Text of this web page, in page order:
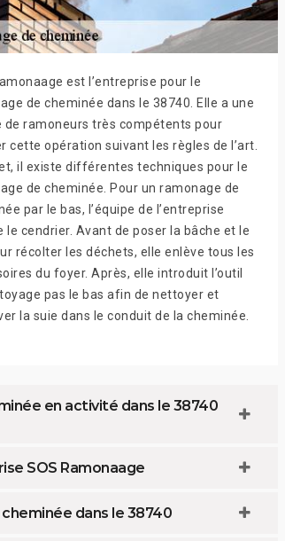
est l’entreprise pour le
de cheminée dans le 38740. Elle a une
de ramoneurs très compétents pour
cette opération suivant les règles de l’art.
il existe différentes techniques pour le
de cheminée. Pour un ramonage de
par le bas, l’équipe de l’entreprise
le cendrier. Avant de poser la bâche et le
récolter les déchets, elle enlève tous les
du foyer. Après, elle introduit l’outil
pas le bas afin de nettoyer et
la suie dans le conduit de la cheminée.
en activité dans le 38740
SOS Ramonaage
dans le 38740